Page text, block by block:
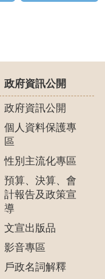
政府資訊公開
政府資訊公開
個人資料保護專
區
性別主流化專區
預算、決算、會
計報告及政策宣
導
文宣出版品
影音專區
戶政名詞解釋